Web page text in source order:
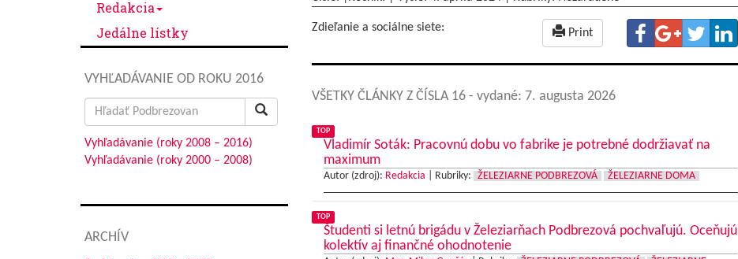
Redakcia
Jedálne lístky
VYHĽADÁVANIE OD ROKU 2016
Search
for:
Vyhľadávanie (roky 2008 – 2016)
Vyhľadávanie (roky 2000 – 2008)
ARCHÍV
Zdieľanie a sociálne siete: Print
VŠETKY ČLÁNKY Z ČÍSLA 16 - vydané: 7. augusta 2026
TOP
Vladimír Soták: Pracovnú dobu vo fabrike je potrebné dodržiavať na
maximum
Autor (zdroj): Redakcia Rubriky: ŽELEZIARNE PODBREZOVÁ ŽELEZIARNE DOMA
TOP
Študenti si letnú brigádu v Železiarňach Podbrezová pochvaľujú. Oceňujú
kolektív aj finančné ohodnotenie